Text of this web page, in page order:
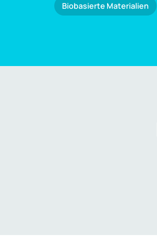
Biobasierte Materialien